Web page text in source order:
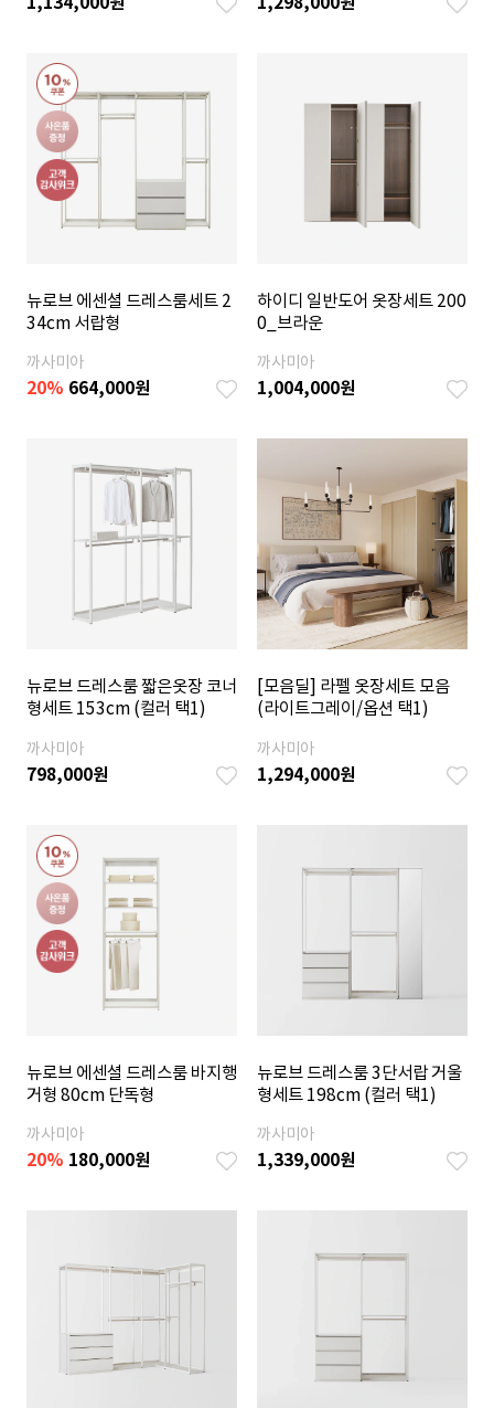
뉴로브 에센셜 드레스룸세트 2
34cm 서랍형
까사미아
20% 664,000원
하이디 일반도어 옷장세트 200
0_브라운
까사미아
1,004,000원
뉴로브 드레스룸 짧은옷장 코너
형세트 153cm (컬러 택1)
까사미아
798,000원
[모음딜] 라펠 옷장세트 모음
(라이트그레이/옵션 택1)
까사미아
1,294,000원
뉴로브 에센셜 드레스룸 바지행
거형 80cm 단독형
까사미아
20% 180,000원
뉴로브 드레스룸 3단서랍 거울
형세트 198cm (컬러 택1)
까사미아
1,339,000원